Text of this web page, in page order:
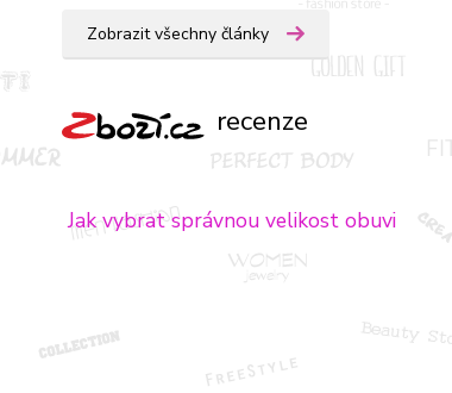
Zobrazit všechny články
recenze
Jak vybrat správnou velikost obuvi